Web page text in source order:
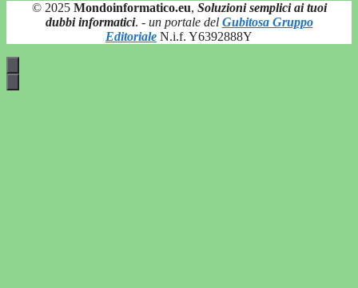
© 2025 Mondoinformatico.eu, Soluzioni semplici ai tuoi
dubbi informatici. - un portale del Gubitosa Gruppo
Editoriale N.i.f. Y6392888Y